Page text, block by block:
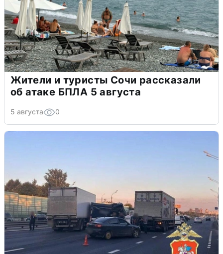
Жители и туристы Сочи рассказали
об атаке БПЛА 5 августа
5 августа 0